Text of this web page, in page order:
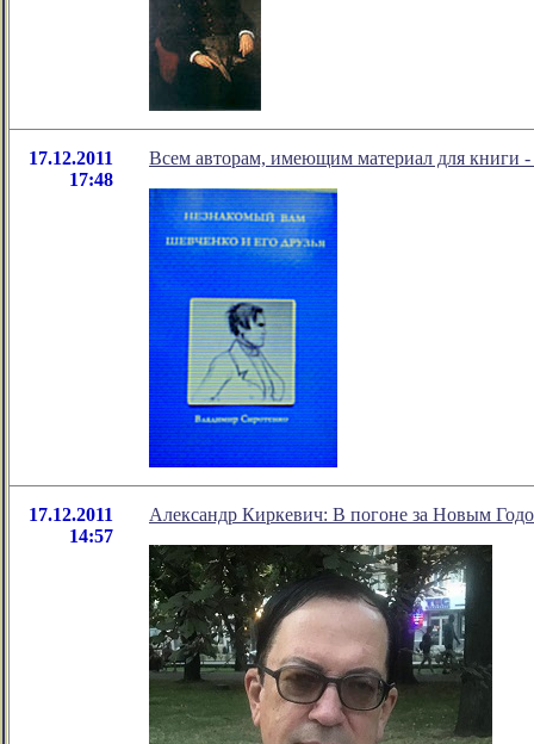
17.12.2011
17:48
Всем авторам, имеющим материал для книги -
17.12.2011
14:57
Александр Киркевич: В погоне за Новым